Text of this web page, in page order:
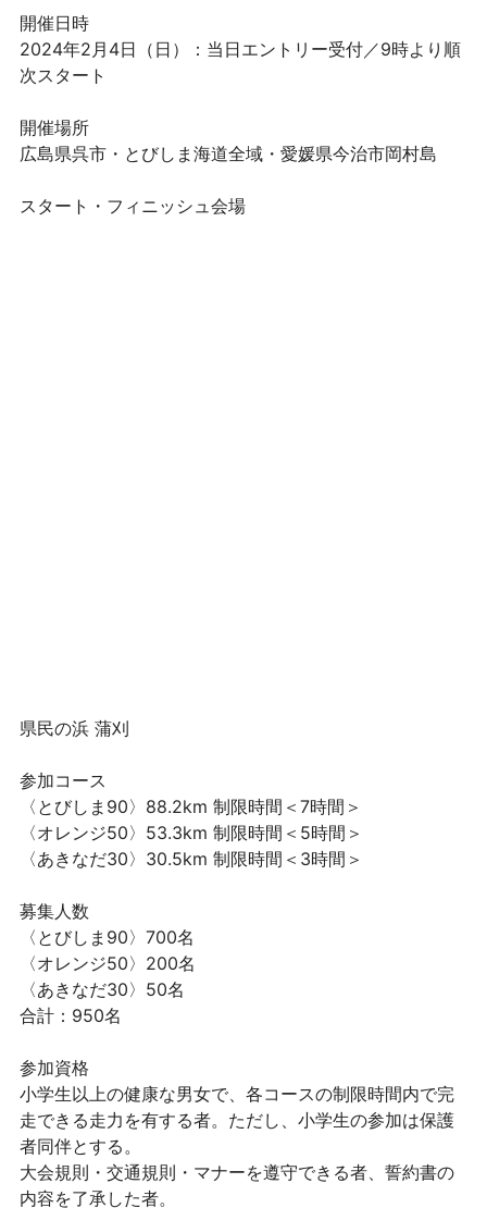
開催日時
2024年2月4日（日）：当⽇エントリー受付／9時より順
次スタート
開催場所
広島県呉市・とびしま海道全域・愛媛県今治市岡村島
スタート・フィニッシュ会場
県民の浜 蒲刈
参加コース
〈とびしま90〉88.2km 制限時間＜7時間＞
〈オレンジ50〉53.3km 制限時間＜5時間＞
〈あきなだ30〉30.5km 制限時間＜3時間＞
募集人数
〈とびしま90〉700名
〈オレンジ50〉200名
〈あきなだ30〉50名
合計：950名
参加資格
小学生以上の健康な男女で、各コースの制限時間内で完
走できる走力を有する者。ただし、小学生の参加は保護
者同伴とする。
大会規則・交通規則・マナーを遵守できる者、誓約書の
内容を了承した者。